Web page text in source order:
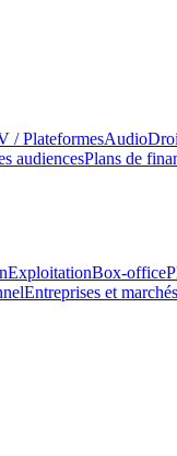
/ PlateformesAudio
audiencesPlans de
ExploitationBox-office
Entreprises et marchés